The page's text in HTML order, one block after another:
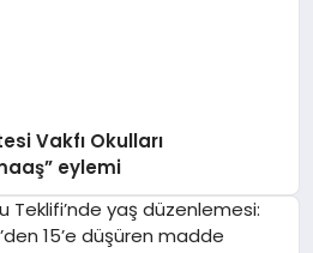
Vakfı Okulları
eylemi